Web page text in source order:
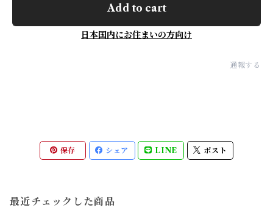
Add to cart
日本国内にお住まいの方向け
通報する
保存 シェア LINE ポスト
最近チェックした商品